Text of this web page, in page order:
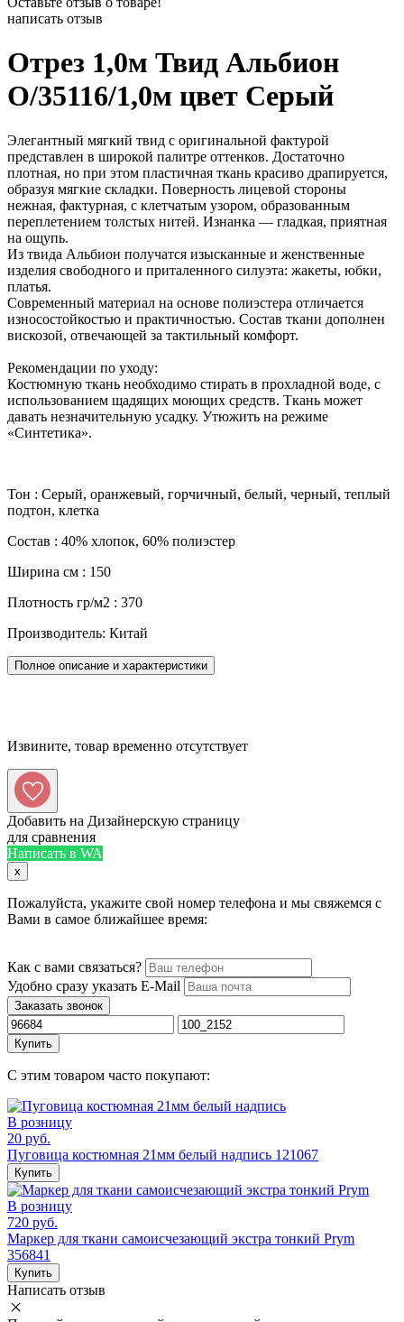
написать отзыв
Отрез 1,0м Твид Альбион
О/35116/1,0м цвет Серый
Элегантный мягкий твид с оригинальной фактурой
представлен в широкой палитре оттенков. Достаточно
плотная, но при этом пластичная ткань красиво драпируется,
образуя мягкие складки. Поверность лицевой стороны
нежная, фактурная, с клетчатым узором, образованным
переплетением толстых нитей. Изнанка — гладкая, приятная
на ощупь.
Из твида Альбион получатся изысканные и женственные
изделия свободного и приталенного силуэта: жакеты, юбки,
платья.
Современный материал на основе полиэстера отличается
износостойкостью и практичностью. Состав ткани дополнен
вискозой, отвечающей за тактильный комфорт.
Рекомендации по уходу:
Костюмную ткань необходимо стирать в прохладной воде, с
использованием щадящих моющих средств. Ткань может
давать незначительную усадку. Утюжить на режиме
«Синтетика».
Тон : Серый, оранжевый, горчичный, белый, черный, теплый
подтон, клетка
Состав : 40% хлопок, 60% полиэстер
Ширина см : 150
Плотность гр/м2 : 370
Производитель: Китай
Полное описание и характеристики
Извините, товар временно отсутствует
Добавить на Дизайнерскую страницу
для сравнения
Написать в WA
x
Пожалуйста, укажите свой номер телефона и мы свяжемся с
Вами в самое ближайшее время:
Как с вами связаться?
Удобно сразу указать E-Mail
Заказать звонок
Купить
С этим товаром часто покупают:
В розницу
20 руб.
Пуговица костюмная 21мм белый надпись 121067
Купить
В розницу
720 руб.
Маркер для ткани самоисчезающий экстра тонкий Prym
356841
Купить
Написать отзыв